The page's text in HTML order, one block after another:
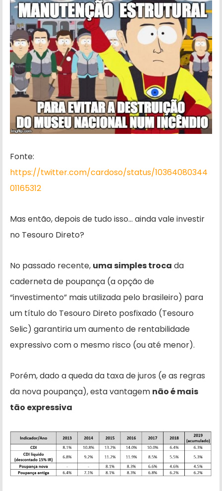
Fonte:
https://twitter.com/cardoso/status/10364080344
01165312
Mas então, depois de tudo isso… ainda vale investir
no Tesouro Direto?
No passado recente, uma simples troca da
caderneta de poupança (a opção de
“investimento” mais utilizada pelo brasileiro) para
um título do Tesouro Direto posfixado (Tesouro
Selic) garantiria um aumento de rentabilidade
expressivo com o mesmo risco (ou até menor).
Porém, dado a queda da taxa de juros (e as regras
da nova poupança), esta vantagem não é mais
tão expressiva